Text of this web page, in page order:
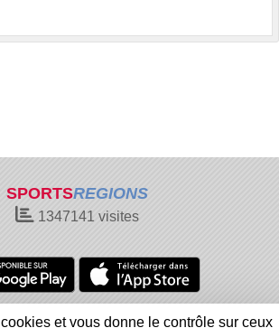
SPORTSREGIONS
1347141 visites
Gestion des cookies
et vous donne le contrôle sur ceux